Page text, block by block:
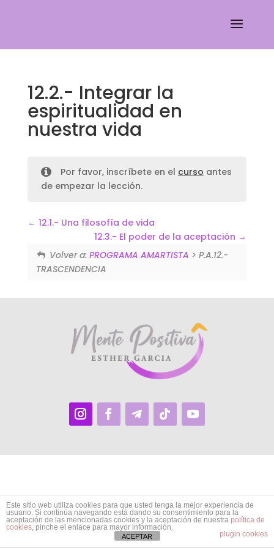
12.2.- Integrar la
espiritualidad en
nuestra vida
Por favor, inscríbete en el curso antes
de empezar la lección.
12.1.- Una filosofía de vida
12.3.- El poder de la aceptación
Volver a:PROGRAMA AMARTISTA > P.A.12.-
TRASCENDENCIA
Este sitio web utiliza cookies para que usted tenga la mejor experiencia de
usuario. Si continúa navegando está dando su consentimiento para la
aceptación de las mencionadas cookies y la aceptación de nuestra política de
cookies, pinche el enlace para mayor información.
plugin cookies
ACEPTAR